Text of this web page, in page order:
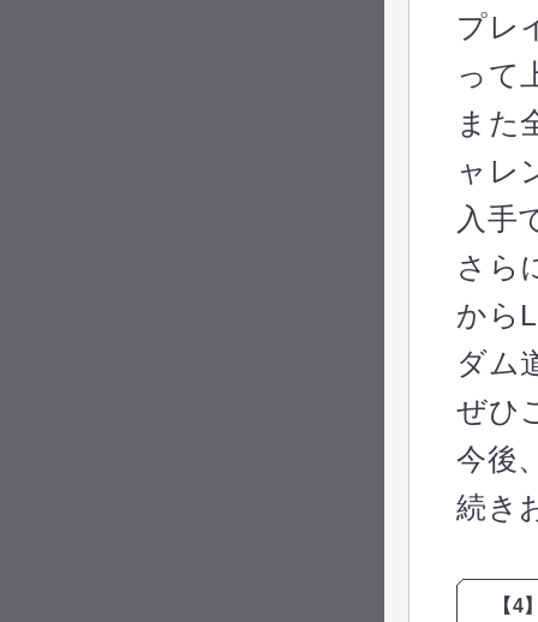
プレ
って
また
ャレ
入手
さら
から
ダム
ぜひ
今後
続き
【4